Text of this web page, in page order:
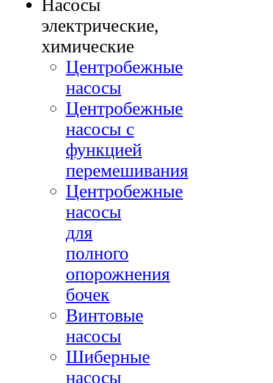
Насосы
электрические,
химические
Центробежные
насосы
Центробежные
насосы с
функцией
перемешивания
Центробежные
насосы
для
полного
опорожнения
бочек
Винтовые
насосы
Шиберные
насосы